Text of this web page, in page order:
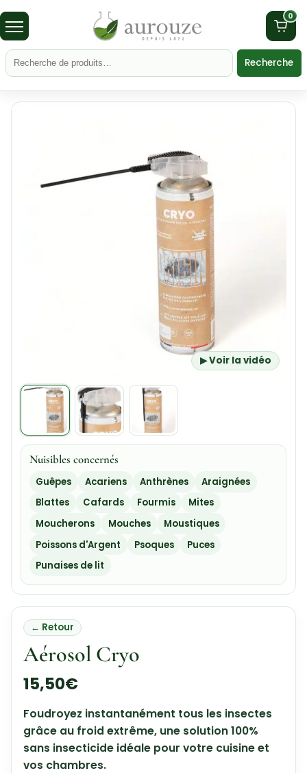
0
Recherche
▶ Voir la vidéo
Nuisibles concernés
Guêpes Acariens Anthrènes
Araignées
Blattes
Cafards Fourmis
Mites
Moucherons
Mouches
Moustiques
Poissons d'Argent
Psoques
Puces
Punaises de lit
← Retour
Aérosol Cryo
15,50€
Foudroyez instantanément tous les insectes
grâce au froid extrême, une solution 100%
sans insecticide idéale pour votre cuisine et
vos chambres.